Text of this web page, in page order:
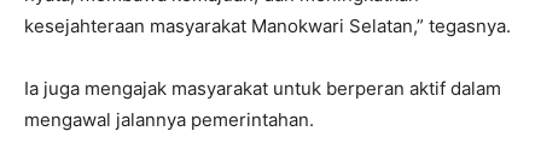
kesejahteraan masyarakat Manokwari Selatan,” tegasnya.
Ia juga mengajak masyarakat untuk berperan aktif dalam
mengawal jalannya pemerintahan.